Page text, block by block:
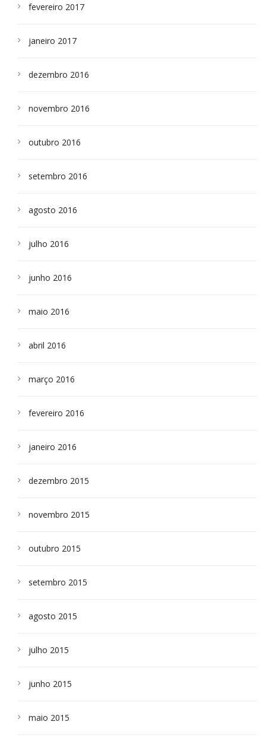
fevereiro 2017
janeiro 2017
dezembro 2016
novembro 2016
outubro 2016
setembro 2016
agosto 2016
julho 2016
junho 2016
maio 2016
abril 2016
março 2016
fevereiro 2016
janeiro 2016
dezembro 2015
novembro 2015
outubro 2015
setembro 2015
agosto 2015
julho 2015
junho 2015
maio 2015